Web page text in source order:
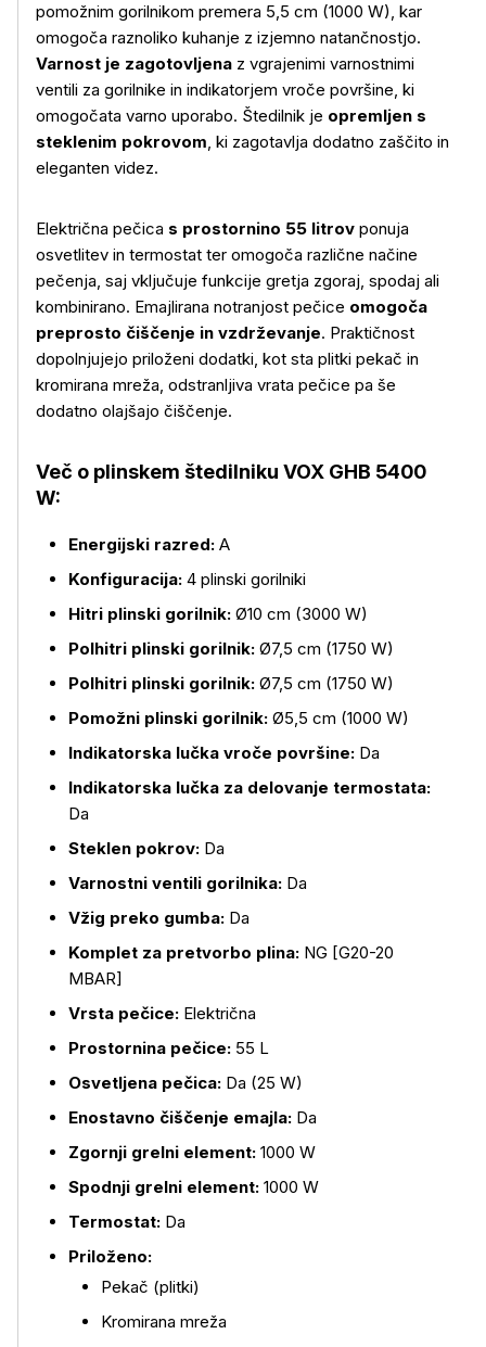
Več o izdelku
pomožnim gorilnikom premera 5,5 cm (1000 W), kar
omogoča raznoliko kuhanje z izjemno natančnostjo.
Varnost je zagotovljena z vgrajenimi varnostnimi
ventili za gorilnike in indikatorjem vroče površine, ki
omogočata varno uporabo. Štedilnik je opremljen s
steklenim pokrovom, ki zagotavlja dodatno zaščito in
eleganten videz.
Električna pečica s prostornino 55 litrov ponuja
osvetlitev in termostat ter omogoča različne načine
pečenja, saj vključuje funkcije gretja zgoraj, spodaj ali
kombinirano. Emajlirana notranjost pečice omogoča
preprosto čiščenje in vzdrževanje. Praktičnost
dopolnjujejo priloženi dodatki, kot sta plitki pekač in
kromirana mreža, odstranljiva vrata pečice pa še
dodatno olajšajo čiščenje.
Več o plinskem štedilniku VOX GHB 5400
W:
Energijski razred: A
Konfiguracija: 4 plinski gorilniki
Hitri plinski gorilnik: Ø10 cm (3000 W)
Polhitri plinski gorilnik: Ø7,5 cm (1750 W)
Polhitri plinski gorilnik: Ø7,5 cm (1750 W)
Pomožni plinski gorilnik: Ø5,5 cm (1000 W)
Indikatorska lučka vroče površine: Da
Indikatorska lučka za delovanje termostata:
Da
Steklen pokrov: Da
Varnostni ventili gorilnika: Da
Vžig preko gumba: Da
Komplet za pretvorbo plina: NG [G20-20
MBAR]
Vrsta pečice: Električna
Prostornina pečice: 55 L
Osvetljena pečica: Da (25 W)
Enostavno čiščenje emajla: Da
Zgornji grelni element: 1000 W
Spodnji grelni element: 1000 W
Termostat: Da
Priloženo:
Pekač (plitki)
Kromirana mreža